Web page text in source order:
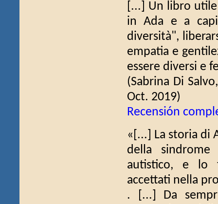
[...] Un libro
in Ada e a
diversità",
empatia e
essere diversi e
(Sabrina Di
Oct. 2019)
Recensión
«[...] La storia di
della
autistico, e lo
accettati nella
. [...] Da